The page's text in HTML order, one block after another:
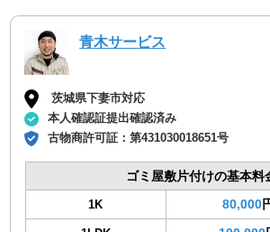
青木サービス
茨城県下妻市対応
本人確認証提出確認済み
古物商許可証：第431030018651号
ゴミ屋敷片付けの基本料
1K 80,000